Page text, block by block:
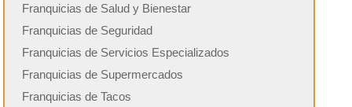
Franquicias de Salud y Bienestar
Franquicias de Seguridad
Franquicias de Servicios Especializados
Franquicias de Supermercados
Franquicias de Tacos